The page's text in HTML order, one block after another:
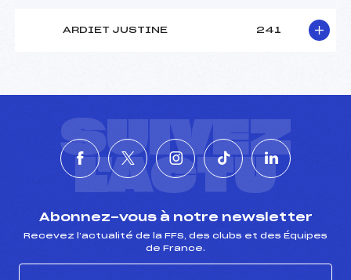
ARDIET JUSTINE 241
SUIVEZ
L'ACTU
Abonnez-vous à notre newsletter
Recevez l’actualité de la FFS, des clubs et des Équipes
de France.